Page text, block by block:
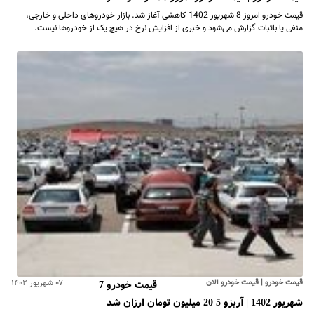
قیمت خودرو امروز 8 شهریور 1402 کاهشی آغاز شد. بازار خودروهای داخلی و خارجی،
منفی یا باثبات گزارش می‌شود و خبری از افزایش نرخ در هیچ یک از خودروها نیست.
قیمت خودرو | قیمت خودرو الان ۰۷ شهریور ۱۴۰۲
قیمت خودرو 7
شهریور 1402 | آریزو 5 20 میلیون تومان ارزان شد